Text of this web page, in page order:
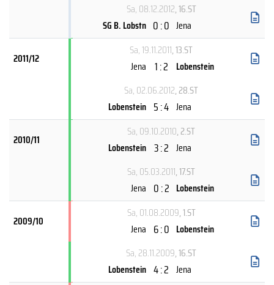
Sa, 08.12.2012, 16.ST
SG B. Lobstn 0 : 0 Jena
2011/12
Sa, 19.11.2011, 13.ST
Jena 1 : 2 Lobenstein
Sa, 02.06.2012, 28.ST
Lobenstein 5 : 4 Jena
2010/11
Sa, 09.10.2010, 2.ST
Lobenstein 3 : 2 Jena
Sa, 05.03.2011, 17.ST
Jena 0 : 2 Lobenstein
2009/10
Sa, 01.08.2009, 1.ST
Jena 6 : 0 Lobenstein
Sa, 28.11.2009, 16.ST
Lobenstein 4 : 2 Jena